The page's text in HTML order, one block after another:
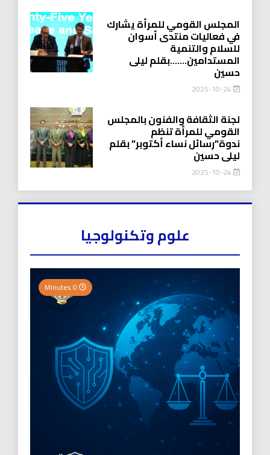
المجلس القومي للمرأة يشارك
في فعاليات منتدى أسوان
للسلام والتنمية
المستدامين…….بقلم ليلى
حسين
2025-10-24
لجنة الثقافة والفنون بالمجلس
القومي للمرأة تنظم
ندوة”رسائل نساء أكتوبر” بقلم
ليلى حسين
2025-10-24
علوم وتكنولوجيا